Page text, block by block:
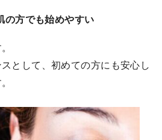
の方でも始めやすい
として、初めての方にも安心し